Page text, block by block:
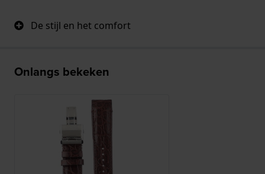
De stijl en het comfort
Onlangs bekeken